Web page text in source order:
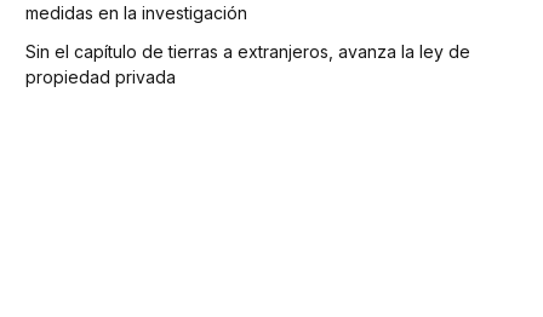
medidas en la investigación
Sin el capítulo de tierras a extranjeros, avanza la ley de
propiedad privada